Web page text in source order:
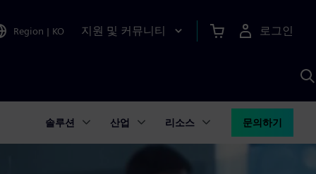
Region | KO 지원 및 커뮤니티 로그인
솔루션 산업 리소스 문의하기